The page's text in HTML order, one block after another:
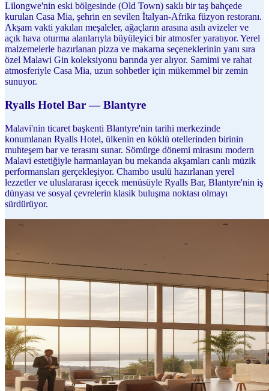
Lilongwe'nin eski bölgesinde (Old Town) saklı bir taş bahçede
kurulan Casa Mia, şehrin en sevilen İtalyan-Afrika füzyon restoranı.
Akşam vakti yakılan meşaleler, ağaçların arasına asılı avizeler ve
açık hava oturma alanlarıyla büyüleyici bir atmosfer yaratıyor. Yerel
malzemelerle hazırlanan pizza ve makarna seçeneklerinin yanı sıra
özel Malawi Gin koleksiyonu barında yer alıyor. Samimi ve rahat
atmosferiyle Casa Mia, uzun sohbetler için mükemmel bir zemin
sunuyor.
Ryalls Hotel Bar — Blantyre
Malavi'nin ticaret başkenti Blantyre'nin tarihi merkezinde
konumlanan Ryalls Hotel, ülkenin en köklü otellerinden birinin
muhteşem bar ve terasını sunar. Sömürge dönemi mirasını modern
Malavi estetiğiyle harmanlayan bu mekanda akşamları canlı müzik
performansları gerçekleşiyor. Chambo usulü hazırlanan yerel
lezzetler ve uluslararası içecek menüsüyle Ryalls Bar, Blantyre'nin iş
dünyası ve sosyal çevrelerin klasik buluşma noktası olmayı
sürdürüyor.